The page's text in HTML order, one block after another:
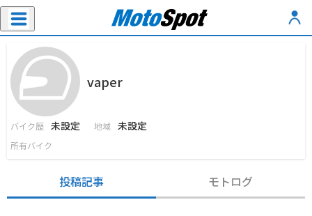
vaper
バイク歴 未設定 地域 未設定
所有バイク
投稿記事 モトログ